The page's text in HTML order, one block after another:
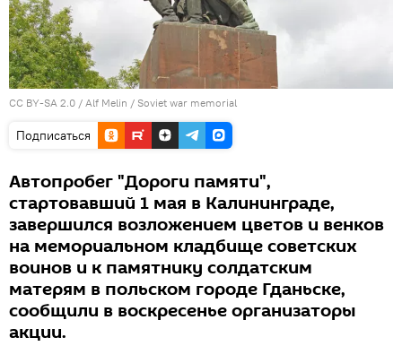
CC BY-SA 2.0 / Alf Melin / Soviet war memorial
Подписаться
Автопробег "Дороги памяти",
стартовавший 1 мая в Калининграде,
завершился возложением цветов и венков
на мемориальном кладбище советских
воинов и к памятнику солдатским
матерям в польском городе Гданьске,
сообщили в воскресенье организаторы
акции.